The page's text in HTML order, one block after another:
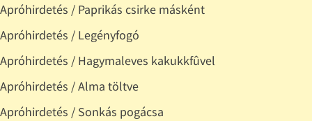
Apróhirdetés / Paprikás csirke másként
Apróhirdetés / Legényfogó
Apróhirdetés / Hagymaleves kakukkfûvel
Apróhirdetés / Alma töltve
Apróhirdetés / Sonkás pogácsa